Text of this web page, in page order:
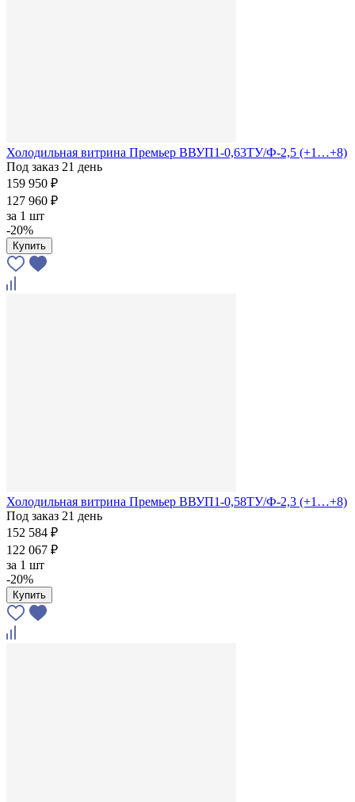
Холодильная витрина Премьер ВВУП1-0,63ТУ/Ф-2,5 (+1…+8)
Под заказ 21 день
159 950 ₽
127 960 ₽
за 1 шт
-20%
Купить
Холодильная витрина Премьер ВВУП1-0,58ТУ/Ф-2,3 (+1…+8)
Под заказ 21 день
152 584 ₽
122 067 ₽
за 1 шт
-20%
Купить